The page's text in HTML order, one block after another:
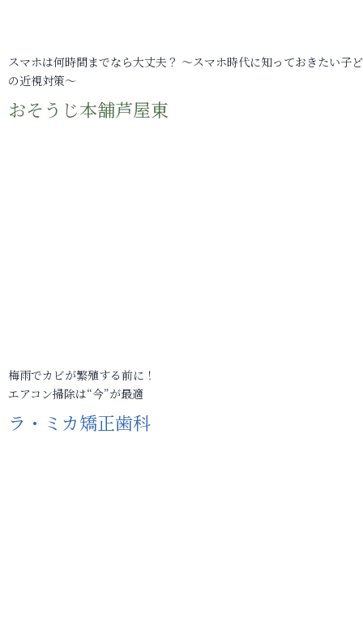
スマホは何時間までなら大丈夫？ ～スマホ時代に知っておきたい子
の近視対策～
おそうじ本舗芦屋東
梅雨でカビが繁殖する前に！
エアコン掃除は“今”が最適
ラ・ミカ矯正歯科